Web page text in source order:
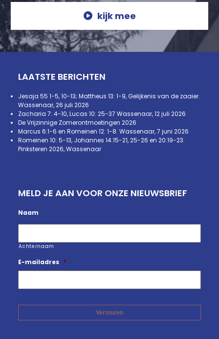
kijk mee
LAATSTE BERICHTEN
Jesaja 55 1-5, 10-13; Mattheus 13: 1-9, Gelijkenis van de zaaier.
Wassenaar, 26 juli 2026
Zacharia 7: 4-10, Lucas 10: 25-37 Wassenaar, 12 juli 2026
De Vrijzinnige Zomerontmoetingen 2026
Marcus 6:1-6 en Romeinen 12: 1-8. Wassenaar, 7 juni 2026
Romeinen 10: 5-13, Johannes 14:15-21, 25-26 en 20:19-23.
Pinksteren 2026, Wassenaar
MELD JE AAN VOOR ONZE NIEUWSBRIEF
Naam
Achternaam
E-mailadres *